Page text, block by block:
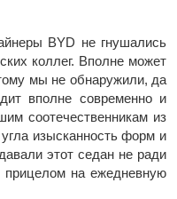
BYD не гнушались
коллег. Вполне может
мы не обнаружили, да
вполне современно и
соотечественникам из
изысканность форм и
этот седан не ради
прицелом на ежедневную